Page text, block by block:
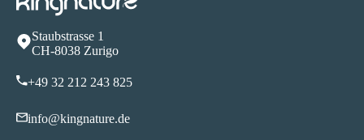
Staubstrasse 1
CH-8038 Zurigo
+49 32 212 243 825
info@kingnature.de